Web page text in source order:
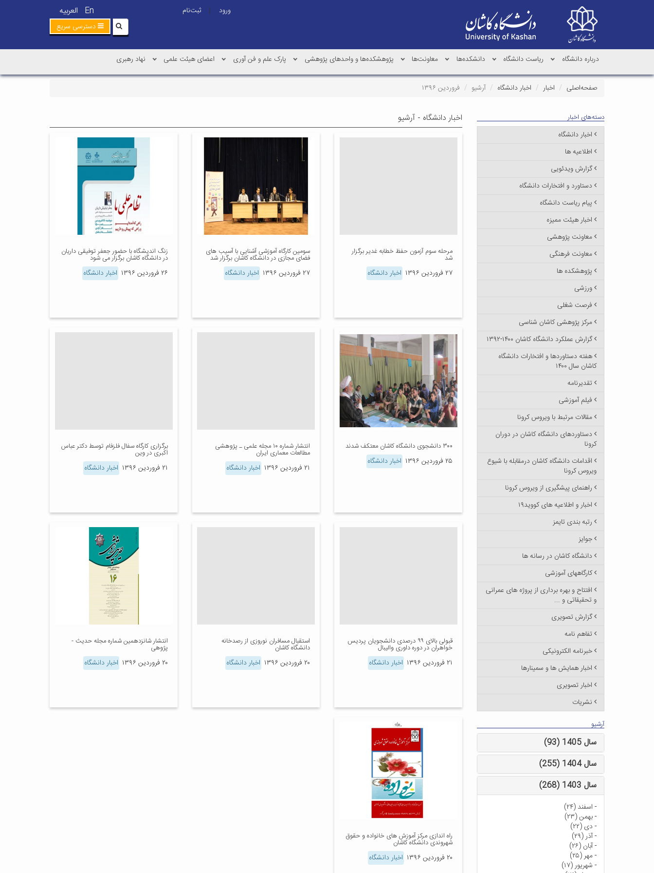
En العربیه ورود |
ثبت‌نام
دسترسی سریع
درباره دانشگاه ریاست دانشگاه دانشکده‌ها معاونت‌ها پژوهشکده‌ها و واحدهای پژوهشی پارک علم و فن آوری اعضای هیئت علمی نهاد رهبری
صفحه‌اصلی اخبار اخبار دانشگاه آرشیو فروردین ۱۳۹۶
اخبار دانشگاه - آرشیو
مرحله سوم آزمون حفظ خطابه غدیر برگزار
شد
۲۷ فروردین ۱۳۹۶ اخبار دانشگاه
سومین کارگاه آموزشی آشنایی با آسیب های
فضای مجازی در دانشگاه کاشان برگزار شد
۲۷ فروردین ۱۳۹۶ اخبار دانشگاه
زنگ اندیشگاه با حضور جعفر توفیقی داریان
در دانشگاه کاشان برگزار می شود
۲۶ فروردین ۱۳۹۶ اخبار دانشگاه
۳۰۰ دانشجوی دانشگاه کاشان معتکف شدند
۲۵ فروردین ۱۳۹۶ اخبار دانشگاه
انتشار شماره ۱۰ مجله علمی ـ پژوهشی
مطالعات معماری ایران
۲۱ فروردین ۱۳۹۶ اخبار دانشگاه
برگزاری کارگاه سفال فلزفام توسط دکتر عباس
اکبری در وین
۲۱ فروردین ۱۳۹۶ اخبار دانشگاه
قبولی بالای ۹۹ درصدی دانشجویان پردیس
خواهران در دوره داوری والیبال
۲۱ فروردین ۱۳۹۶ اخبار دانشگاه
استقبال مسافران نوروزی از رصدخانه
دانشگاه کاشان
۲۰ فروردین ۱۳۹۶ اخبار دانشگاه
انتشار شانزدهمین شماره مجله حدیث ­
پژوهی
۲۰ فروردین ۱۳۹۶ اخبار دانشگاه
راه اندازی مرکز آموزش های خانواده و حقوق
شهروندی دانشگاه کاشان
۲۰ فروردین ۱۳۹۶ اخبار دانشگاه
دسته‌های اخبار
اخبار دانشگاه
اطلاعیه ها
گزارش ویدئویی
دستاورد و افتخارات دانشگاه
پیام ریاست دانشگاه
اخبار هیئت ممیزه
معاونت پژوهشی
معاونت فرهنگی
پژوهشکده ها
ورزشی
فرصت شغلی
مرکز پژوهشی کاشان شناسی
گزارش عملکرد دانشگاه کاشان ۱۴۰۰-۱۳۹۲
هفته دستاوردها و افتخارات دانشگاه
کاشان سال ۱۴۰۰
تقدیرنامه
فیلم آموزشی
مقالات مرتبط با ویروس کرونا
دستاوردهای دانشگاه کاشان در دوران
کرونا
اقدامات دانشگاه کاشان درمقابله با شیوع
ویروس کرونا
راهنمای پیشگیری از ویروس کرونا
اخبار و اطلاعیه های کووید۱۹
رتبه بندی تایمز
جوایز
دانشگاه کاشان در رسانه ها
کارگاههای آموزشی
افتتاح و بهره برداری از پروژه های عمرانی
و تحقیقاتی و ...
گزارش تصویری
تفاهم نامه
خبرنامه الکترونیکی
اخبار همایش ها و سمینارها
اخبار تصویری
نشریات
آرشیو
سال 1405 (93)
سال 1404 (255)
سال 1403 (268)
- اسفند (۲۴)
-بهمن (۲۳)
- دی (۲۲)
-آذر (۲۹)
-آبان (۲۶)
-مهر (۲۵)
- شهریور (۱۷)